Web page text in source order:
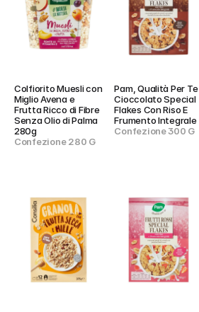
Colfiorito Muesli con
Miglio Avena e
Frutta Ricco di Fibre
Senza Olio di Palma
280g
Confezione 280 G
Pam, Qualità Per Te
Cioccolato Special
Flakes Con Riso E
Frumento Integrale
Confezione 300 G